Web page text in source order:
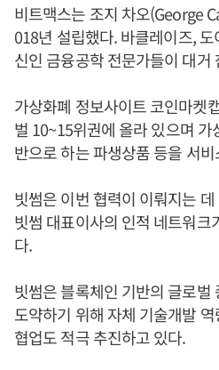
비트맥스는 조지 차오(George
018년 설립했다. 바클레이즈,
신인 금융공학 전문가들이 대거
가상화폐 정보사이트 코인마켓
벌 10~15위권에 올라 있으며
반으로 하는 파생상품 등을 서
빗썸은 이번 협력이 이뤄지는
빗썸 대표이사의 인적 네트워크
다.
빗썸은 블록체인 기반의 글로벌
도약하기 위해 자체 기술개발
협업도 적극 추진하고 있다.